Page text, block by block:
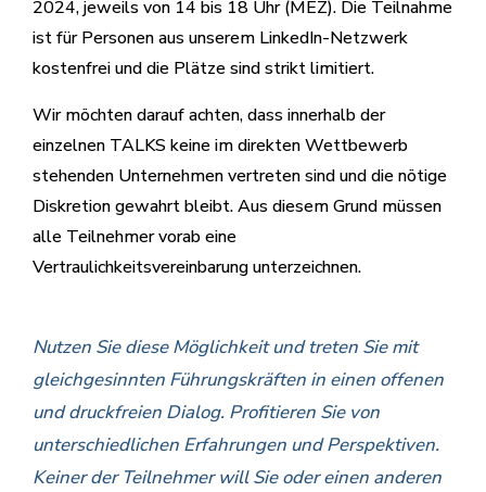
2024, jeweils von 14 bis 18 Uhr (MEZ). Die Teilnahme
ist für Personen aus unserem LinkedIn-Netzwerk
kostenfrei und die Plätze sind strikt limitiert.
Wir möchten darauf achten, dass innerhalb der
einzelnen TALKS keine im direkten Wettbewerb
stehenden Unternehmen vertreten sind und die nötige
Diskretion gewahrt bleibt. Aus diesem Grund müssen
alle Teilnehmer vorab eine
Vertraulichkeitsvereinbarung unterzeichnen.
Nutzen Sie diese Möglichkeit und treten Sie mit
gleichgesinnten Führungskräften in einen offenen
und druckfreien Dialog. Profitieren Sie von
unterschiedlichen Erfahrungen und Perspektiven.
Keiner der Teilnehmer will Sie oder einen anderen